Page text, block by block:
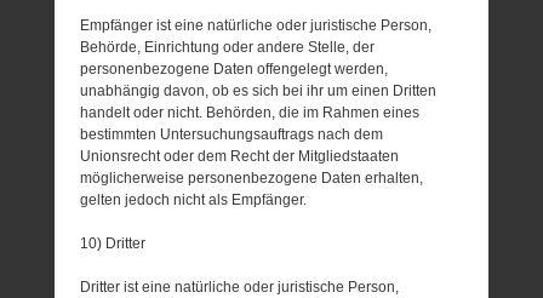
Empfänger ist eine natürliche oder juristische Person,
Behörde, Einrichtung oder andere Stelle, der
personenbezogene Daten offengelegt werden,
unabhängig davon, ob es sich bei ihr um einen Dritten
handelt oder nicht. Behörden, die im Rahmen eines
bestimmten Untersuchungsauftrags nach dem
Unionsrecht oder dem Recht der Mitgliedstaaten
möglicherweise personenbezogene Daten erhalten,
gelten jedoch nicht als Empfänger.
10) Dritter
Dritter ist eine natürliche oder juristische Person,